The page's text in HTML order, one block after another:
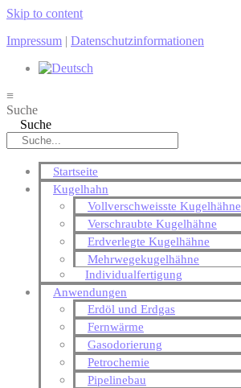
Skip to content
Impressum | Datenschutzinformationen
≡
Suche
Suche
Startseite
Kugelhahn
Vollverschweisste Kugelhähne
Verschraubte Kugelhähne
Erdverlegte Kugelhähne
Mehrwegekugelhähne
Individualfertigung
Anwendungen
Erdöl und Erdgas
Fernwärme
Gasodorierung
Petrochemie
Pipelinebau